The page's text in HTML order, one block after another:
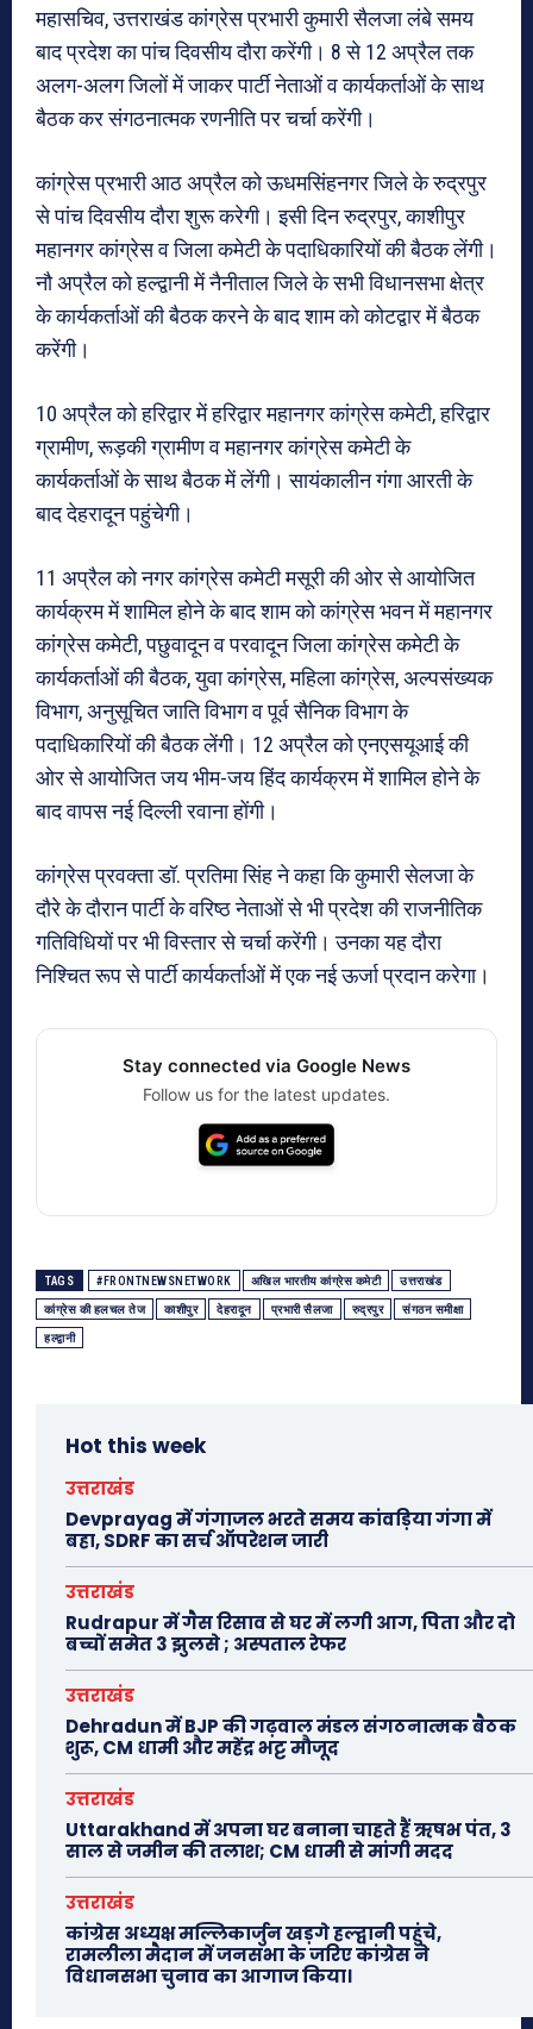
महासचिव, उत्तराखंड कांग्रेस प्रभारी कुमारी सैलजा लंबे समय
बाद प्रदेश का पांच दिवसीय दौरा करेंगी। 8 से 12 अप्रैल तक
अलग-अलग जिलों में जाकर पार्टी नेताओं व कार्यकर्ताओं के साथ
बैठक कर संगठनात्मक रणनीति पर चर्चा करेंगी।
कांग्रेस प्रभारी आठ अप्रैल को ऊधमसिंहनगर जिले के रुद्रपुर
से पांच दिवसीय दौरा शुरू करेगी। इसी दिन रुद्रपुर, काशीपुर
महानगर कांग्रेस व जिला कमेटी के पदाधिकारियों की बैठक लेंगी।
नौ अप्रैल को हल्द्वानी में नैनीताल जिले के सभी विधानसभा क्षेत्र
के कार्यकर्ताओं की बैठक करने के बाद शाम को कोटद्वार में बैठक
करेंगी।
10 अप्रैल को हरिद्वार में हरिद्वार महानगर कांग्रेस कमेटी, हरिद्वार
ग्रामीण, रूड़की ग्रामीण व महानगर कांग्रेस कमेटी के
कार्यकर्ताओं के साथ बैठक में लेंगी। सायंकालीन गंगा आरती के
बाद देहरादून पहुंचेगी।
11 अप्रैल को नगर कांग्रेस कमेटी मसूरी की ओर से आयोजित
कार्यक्रम में शामिल होने के बाद शाम को कांग्रेस भवन में महानगर
कांग्रेस कमेटी, पछुवादून व परवादून जिला कांग्रेस कमेटी के
कार्यकर्ताओं की बैठक, युवा कांग्रेस, महिला कांग्रेस, अल्पसंख्यक
विभाग, अनुसूचित जाति विभाग व पूर्व सैनिक विभाग के
पदाधिकारियों की बैठक लेंगी। 12 अप्रैल को एनएसयूआई की
ओर से आयोजित जय भीम-जय हिंद कार्यक्रम में शामिल होने के
बाद वापस नई दिल्ली रवाना होंगी।
कांग्रेस प्रवक्ता डॉ. प्रतिमा सिंह ने कहा कि कुमारी सेलजा के
दौरे के दौरान पार्टी के वरिष्ठ नेताओं से भी प्रदेश की राजनीतिक
गतिविधियों पर भी विस्तार से चर्चा करेंगी। उनका यह दौरा
निश्चित रूप से पार्टी कार्यकर्ताओं में एक नई ऊर्जा प्रदान करेगा।
Stay connected via Google News
Follow us for the latest updates.
TAGS #FRONTNEWSNETWORK अखिल भारतीय कांग्रेस कमेटी उत्तराखंड
कांग्रेस की हलचल तेज काशीपुर देहरादून प्रभारी सैलजा रुद्रपुर संगठन समीक्षा
हल्द्वानी
Hot this week
उत्तराखंड
Devprayag में गंगाजल भरते समय कांवड़िया गंगा में
बहा, SDRF का सर्च ऑपरेशन जारी
उत्तराखंड
Rudrapur में गैस रिसाव से घर में लगी आग, पिता और दो
बच्चों समेत 3 झुलसे ; अस्पताल रेफर
उत्तराखंड
Dehradun में BJP की गढ़वाल मंडल संगठनात्मक बैठक
शुरू, CM धामी और महेंद्र भट्ट मौजूद
उत्तराखंड
Uttarakhand में अपना घर बनाना चाहते हैं ऋषभ पंत, 3
साल से जमीन की तलाश; CM धामी से मांगी मदद
उत्तराखंड
कांग्रेस अध्यक्ष मल्लिकार्जुन खड़गे हल्द्वानी पहुंचे,
रामलीला मैदान में जनसभा के जरिए कांग्रेस ने
विधानसभा चुनाव का आगाज किया।